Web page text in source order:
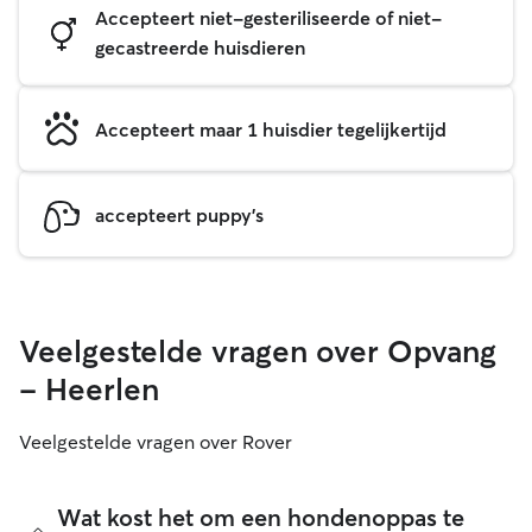
Accepteert niet-gesteriliseerde of niet-
gecastreerde huisdieren
Accepteert maar 1 huisdier tegelijkertijd
accepteert puppy's
Veelgestelde vragen over Opvang
- Heerlen
Veelgestelde vragen over Rover
Wat kost het om een hondenoppas te